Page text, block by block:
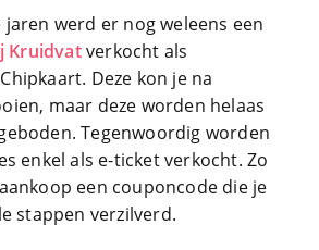
werd er nog weleens een
Kruidvatverkocht als
Deze kon je na
maar deze worden helaas
Tegenwoordig worden
enkel als e-ticket verkocht. Zo
een couponcode die je
stappen verzilverd.